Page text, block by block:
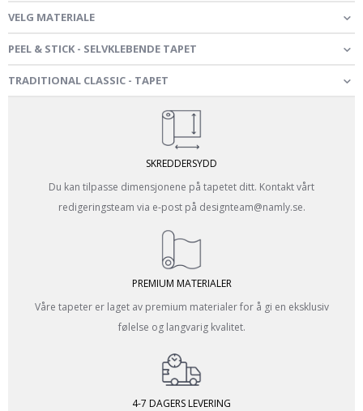
VELG MATERIALE
PEEL & STICK - SELVKLEBENDE TAPET
TRADITIONAL CLASSIC - TAPET
SKREDDERSYDD
Du kan tilpasse dimensjonene på tapetet ditt. Kontakt vårt
redigeringsteam via e-post på designteam@namly.se.
PREMIUM MATERIALER
Våre tapeter er laget av premium materialer for å gi en eksklusiv
følelse og langvarig kvalitet.
4-7 DAGERS LEVERING